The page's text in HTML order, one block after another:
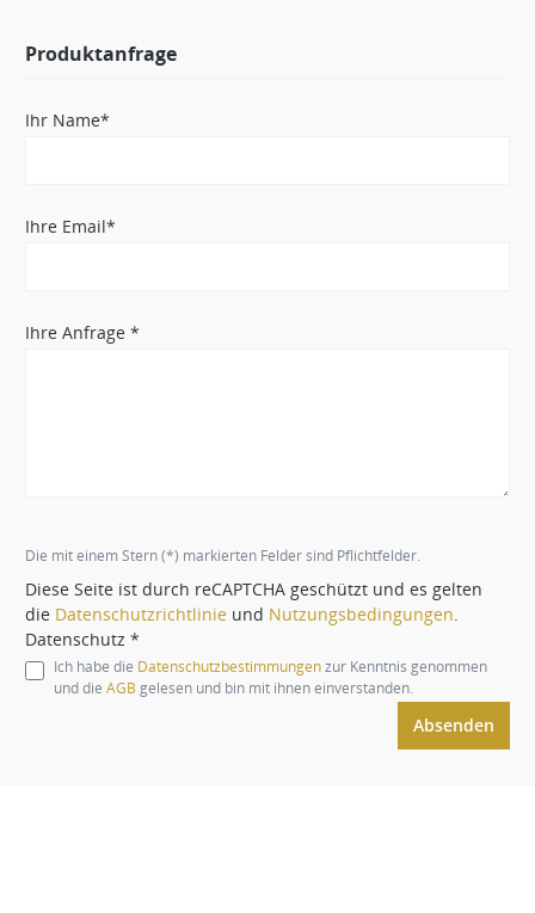
Produktanfrage
Ihr Name*
Ihre Email*
Ihre Anfrage *
Die mit einem Stern (*) markierten Felder sind Pflichtfelder.
Diese Seite ist durch reCAPTCHA geschützt und es gelten
die Datenschutzrichtlinie und Nutzungsbedingungen
Datenschutz *
Ich habe die Datenschutzbestimmungenzur Kenntnis genommen
und die AGB gelesen und bin mit ihnen einverstanden.
Absenden